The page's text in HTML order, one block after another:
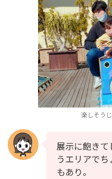
楽しそう
展示に飽き
うエリアで
もあり。